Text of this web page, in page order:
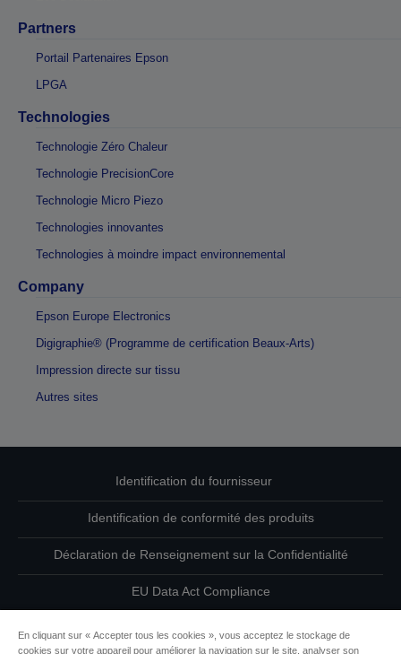
Partners
Portail Partenaires Epson
LPGA
Technologies
Technologie Zéro Chaleur
Technologie PrecisionCore
Technologie Micro Piezo
Technologies innovantes
Technologies à moindre impact environnemental
Company
Epson Europe Electronics
Digigraphie® (Programme de certification Beaux-Arts)
Impression directe sur tissu
Autres sites
Identification du fournisseur
Identification de conformité des produits
Déclaration de Renseignement sur la Confidentialité
EU Data Act Compliance
En cliquant sur « Accepter tous les cookies », vous acceptez le stockage de
cookies sur votre appareil pour améliorer la navigation sur le site, analyser son